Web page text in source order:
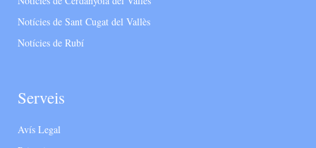
Notícies de Sant Cugat del Vallès
Notícies de Rubí
Serveis
Avís Legal